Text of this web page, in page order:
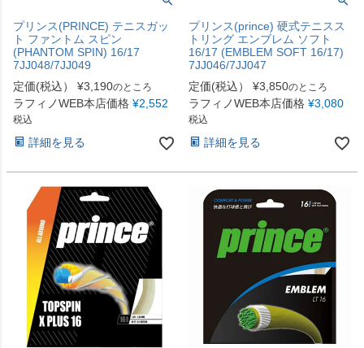
プリンス(PRINCE) テニスガッ
ト ファントム スピン
(PHANTOM SPIN) 16/17
7JJ048/7JJ049
定価(税込）
¥3,190のところ
ラフィノWEB本店価格 ¥2,552
税込
詳細を見る
プリンス(prince) 硬式テニスス
トリング エンブレム ソフト
16/17 (EMBLEM SOFT 16/17)
7JJ046/7JJ047
定価(税込）
¥3,850のところ
ラフィノWEB本店価格 ¥3,080
税込
詳細を見る